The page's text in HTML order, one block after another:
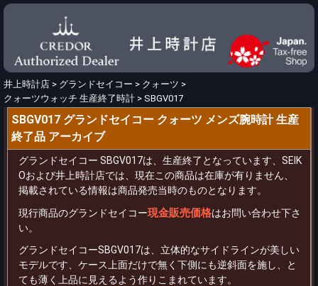
井上時計店 > グランドセイコー > クォーツ >
クォーツウォッチ 生産終了時計 > SBGV017
SBGV017 グランドセイコー クォーツ メンズ腕時計 生産
終了品 アーカイブ
グランドセイコー SBGV017は、生産終了となっています、SEIK
Oおよび井上時計店では、現在この商品は在庫が有りません、
掲載されている情報は商品発売当時のものとなります。
現行商品のグランドセイコー現金販売価格はお問い合わせ下さ
い。
グランドセイコーSBGV017は、立体的なサイドラインが美しい
モデルです、ケース上面だけで無く下側にも逆斜面を施し、と
ても薄く上品に見えるよう作りこまれています。